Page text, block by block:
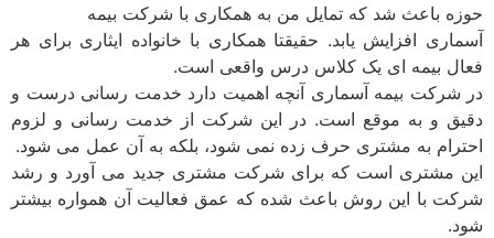
حوزه باعث شد که تمایل من به همکاری با شرکت بیمه
آسماری افزایش یابد. حقیقتا همکاری با خانواده ایثاری برای هر
فعال بیمه ای یک کلاس درس واقعی است.
در شرکت بیمه آسماری آنچه اهمیت دارد خدمت رسانی درست و
دقیق و به موقع است. در این شرکت از خدمت رسانی و لزوم
احترام به مشتری حرف زده نمی شود، بلکه به آن عمل می شود.
این مشتری است که برای شرکت مشتری جدید می آورد و رشد
شرکت با این روش باعث شده که عمق فعالیت آن همواره بیشتر
شود.